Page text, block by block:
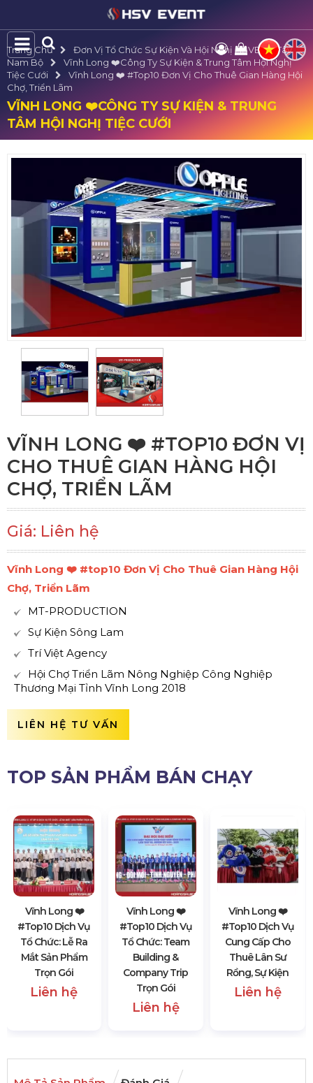
Trang Chủ
Đơn Vị Tổ Chức Sự Kiện Và Hội Nghị HSVE Tại Tây
Nam Bộ
Vĩnh Long ❤️️Công Ty Sự Kiện & Trung Tâm Hội Nghị
Tiệc Cưới
Vĩnh Long ❤️️ #top10 Đơn Vị Cho Thuê Gian Hàng Hội
Chợ, Triển Lãm
VĨNH LONG ❤️️CÔNG TY SỰ KIỆN & TRUNG
TÂM HỘI NGHỊ TIỆC CƯỚI
VĨNH LONG ❤️️ #TOP10 ĐƠN VỊ
CHO THUÊ GIAN HÀNG HỘI
CHỢ, TRIỂN LÃM
Giá: Liên hệ
Vĩnh Long ❤️️ #top10 Đơn Vị Cho Thuê Gian Hàng Hội
Chợ, Triển Lãm
MT-PRODUCTION
Sự Kiện Sông Lam
Trí Việt Agency
Hội Chợ Triển Lãm Nông Nghiệp Công Nghiệp
Thương Mại Tỉnh Vĩnh Long 2018
LIÊN HỆ TƯ VẤN
TOP SẢN PHẨM BÁN CHẠY
Vĩnh Long ❤️️
#top10 Dịch Vụ
Tổ Chức: Lễ Ra
Mắt Sản Phẩm
Trọn Gói
Liên hệ
Vĩnh Long ❤️️
#top10 Dịch Vụ
Tổ Chức: Team
Building &
Company Trip
Trọn Gói
Liên hệ
Vĩnh Long ❤️️
#top10 Dịch Vụ
Cung Cấp Cho
Thuê Lân Sư
Rồng, Sự Kiện
Liên hệ